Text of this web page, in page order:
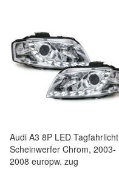
Audi A3 8P LED Tagfahrlicht
Scheinwerfer Chrom, 2003-
2008 europw. zug